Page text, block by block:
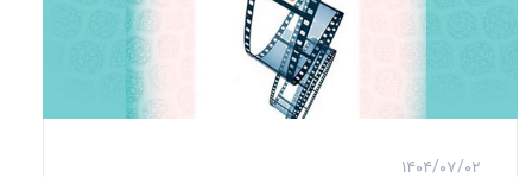
1404/07/02